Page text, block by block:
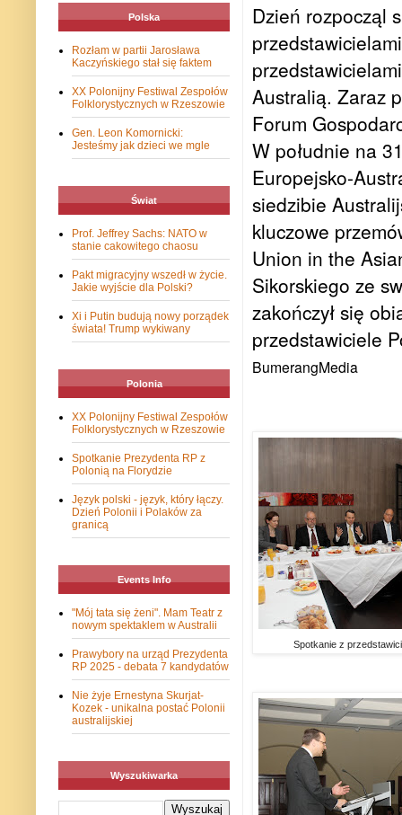
Dzień rozpocząl
Australią. Zaraz
Forum
W południe na
Europejsko-
siedzibie
kluczowe
Union in the
Sikorskiego ze
zakończył się
przedstawiciele
BumerangMedia
Spotkanie z
Polska
Rozłam w partii Jarosława
Kaczyńskiego stał się faktem
XX Polonijny Festiwal Zespołów
Folklorystycznych w Rzeszowie
Gen. Leon Komornicki:
Jesteśmy jak dzieci we mgle
Świat
Prof. Jeffrey Sachs: NATO w
stanie cakowitego chaosu
Pakt migracyjny wszedł w życie.
Jakie wyjście dla Polski?
Xi i Putin budują nowy porządek
świata! Trump wykiwany
Polonia
XX Polonijny Festiwal Zespołów
Folklorystycznych w Rzeszowie
Spotkanie Prezydenta RP z
Polonią na Florydzie
Język polski - język, który łączy.
Dzień Polonii i Polaków za
granicą
Events Info
"Mój tata się żeni". Mam Teatr z
nowym spektaklem w Australii
Prawybory na urząd Prezydenta
RP 2025 - debata 7 kandydatów
Nie żyje Ernestyna Skurjat-
Kozek - unikalna postać Polonii
australijskiej
Wyszukiwarka